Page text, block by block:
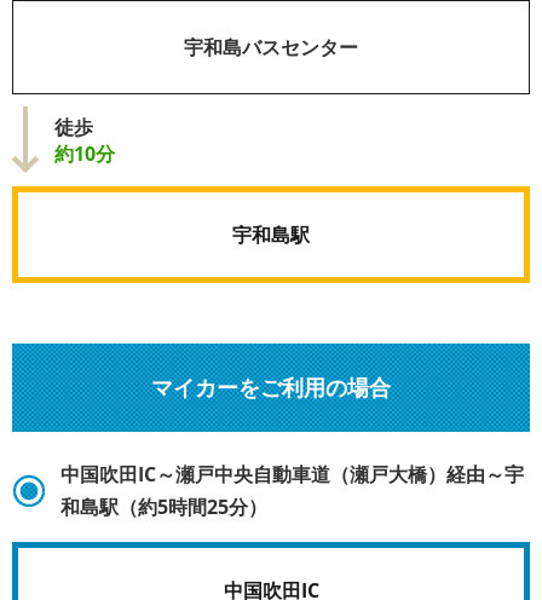
宇和島バスセンター
徒歩
約10分
宇和島駅
マイカーをご利用の場合
中国吹田IC～瀬戸中央自動車道（瀬戸大橋）経由～宇
和島駅（約5時間25分）
中国吹田IC